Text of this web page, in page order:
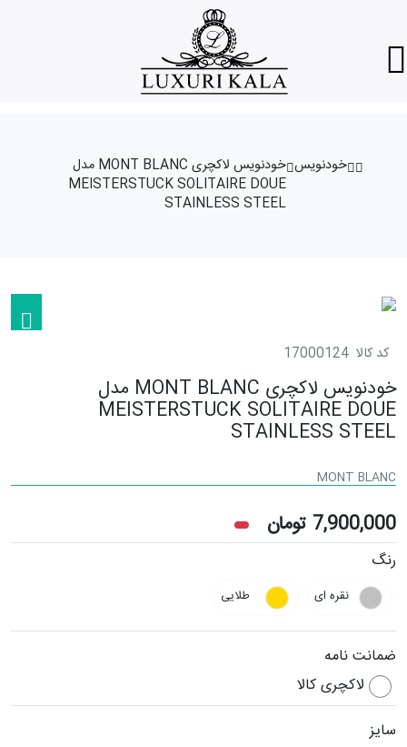
خودنویس
خودنویس لاکچری MONT BLANC مدل
MEISTERSTUCK SOLITAIRE DOUE
STAINLESS STEEL
کد کالا 17000124
خودنویس لاکچری MONT BLANC مدل
MEISTERSTUCK SOLITAIRE DOUE
STAINLESS STEEL
MONT BLANC
7,900,000 تومان
رنگ
نقره ای طلایی
ضمانت نامه
لاکچری کالا
سایز